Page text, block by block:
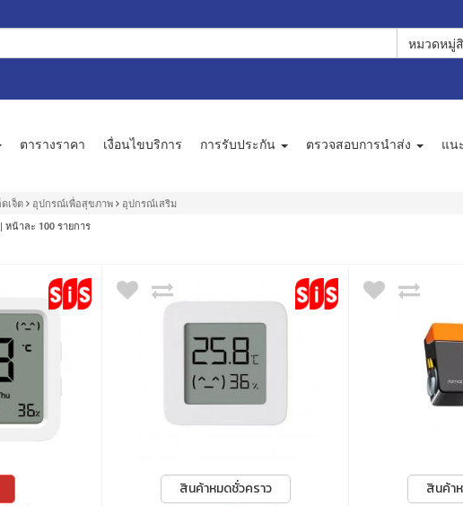
หมวดหมู่
ตารางราคา เงื่อนไขบริการ การรับประกัน ตรวจสอบการนำส่ง แน
เจ็ต อุปกรณ์เพื่อสุขภาพ อุปกรณ์เสริม
หน้าละ 100 รายการ
สินค้าหมดชั่วคราว
สินค้า